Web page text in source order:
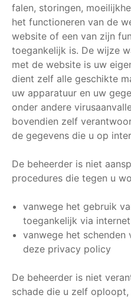
falen, storingen,
het functioneren van de
website of een van zijn
toegankelijk is. De wijze
met de website is uw
dient zelf alle geschikte
uw apparatuur en uw
onder andere
bovendien zelf
de gegevens die u op
De beheerder is niet
procedures die tegen u
vanwege het gebruik
toegankelijk via internet
vanwege het schenden
deze privacy policy
De beheerder is niet
schade die u zelf